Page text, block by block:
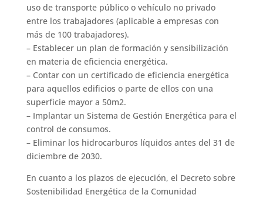
uso de transporte público o vehículo no privado
entre los trabajadores (aplicable a empresas con
más de 100 trabajadores).
– Establecer un plan de formación y sensibilización
en materia de eficiencia energética.
– Contar con un certificado de eficiencia energética
para aquellos edificios o parte de ellos con una
superficie mayor a 50m2.
– Implantar un Sistema de Gestión Energética para el
control de consumos.
– Eliminar los hidrocarburos líquidos antes del 31 de
diciembre de 2030.
En cuanto a los plazos de ejecución, el Decreto sobre
Sostenibilidad Energética de la Comunidad